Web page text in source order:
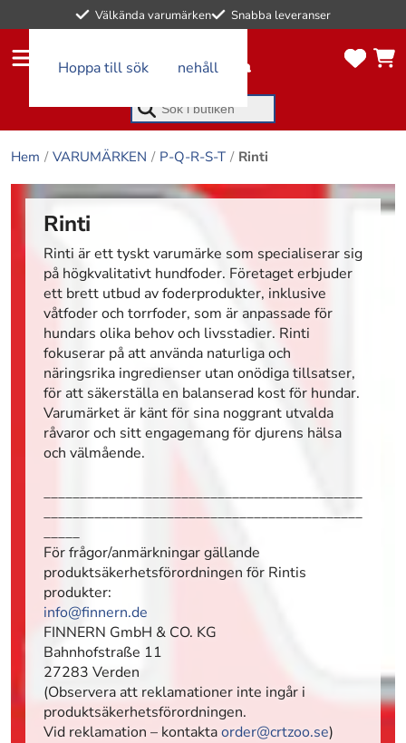
Hoppa till huvudinnehåll
Hoppa till sök
Välkända varumärken Snabba leveranser
artikl
ar i
favor
kund
Börja skriva för att söka
Hem VARUMÄRKEN P-Q-R-S-T Rinti
Rinti
Rinti är ett tyskt varumärke som specialiserar sig
på högkvalitativt hundfoder. Företaget erbjuder
ett brett utbud av foderprodukter, inklusive
våtfoder och torrfoder, som är anpassade för
hundars olika behov och livsstadier. Rinti
fokuserar på att använda naturliga och
näringsrika ingredienser utan onödiga tillsatser,
för att säkerställa en balanserad kost för hundar.
Varumärket är känt för sina noggrant utvalda
råvaror och sitt engagemang för djurens hälsa
och välmående.
____________________________________________
____________________________________________
_____
För frågor/anmärkningar gällande
produktsäkerhetsförordningen för Rintis
produkter:
info@finnern.de
FINNERN GmbH & CO. KG
Bahnhofstraße 11
27283 Verden
(Observera att reklamationer inte ingår i
produktsäkerhetsförordningen.
Vid reklamation – kontaktaorder@crtzoo.se)